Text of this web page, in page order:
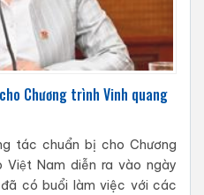
Chương trình Vinh quang
tác chuẩn bị cho Chương
Việt Nam diễn ra vào ngày
có buổi làm việc với các